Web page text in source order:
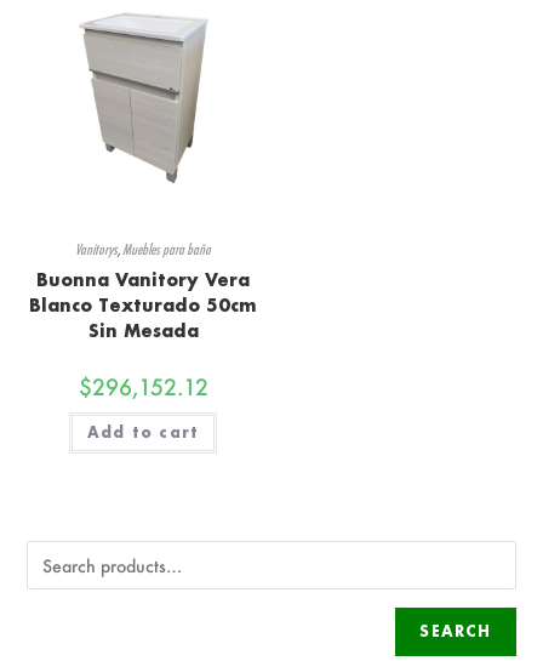
Vanitorys, Muebles para baño
Buonna Vanitory Vera
Blanco Texturado 50cm
Sin Mesada
$296,152.12
Add to cart
SEARCH